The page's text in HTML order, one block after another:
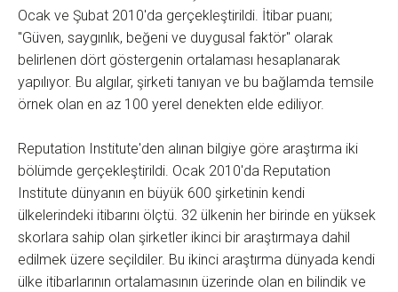
Ocak ve Şubat 2010'da gerçekleştirildi. İtibar puanı;
"Güven, saygınlık, beğeni ve duygusal faktör" olarak
belirlenen dört göstergenin ortalaması hesaplanarak
yapılıyor. Bu algılar, şirketi tanıyan ve bu bağlamda temsile
örnek olan en az 100 yerel denekten elde ediliyor.
Reputation Institute'den alınan bilgiye göre araştırma iki
bölümde gerçekleştirildi. Ocak 2010'da Reputation
Institute dünyanın en büyük 600 şirketinin kendi
ülkelerindeki itibarını ölçtü. 32 ülkenin her birinde en yüksek
skorlara sahip olan şirketler ikinci bir araştırmaya dahil
edilmek üzere seçildiler. Bu ikinci araştırma dünyada kendi
ülke itibarlarının ortalamasının üzerinde olan en bilindik ve